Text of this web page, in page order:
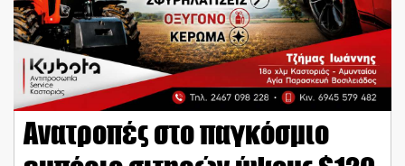
Ανατροπές στο παγκόσμιο